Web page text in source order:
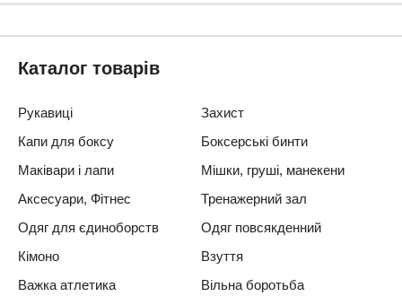
Каталог товарів
Рукавиці
Захист
Капи для боксу
Боксерські бинти
Маківари і лапи
Мішки, груші, манекени
Аксесуари, Фітнес
Тренажерний зал
Одяг для єдиноборств
Одяг повсякденний
Кімоно
Взуття
Важка атлетика
Вільна боротьба